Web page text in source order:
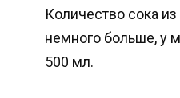
Количество сока
немного больше, у
500 мл.